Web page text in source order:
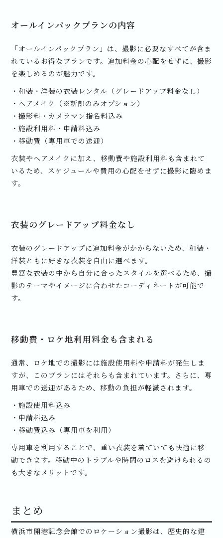
オールインパックプランの内容
「オールインパックプラン」は、撮影に必要なすべてが含ま
れているお得なプランです。追加料金の心配をせずに、撮影
を楽しめるのが魅力です。
・和装・洋装の衣装レンタル（グレードアップ料金なし）
・ヘアメイク（※新郎のみオプション）
・撮影料・カメラマン指名料込み
・施設利用料・申請料込み
・移動費（専用車での送迎）
衣装やヘアメイクに加え、移動費や施設利用料も含まれて
いるため、スケジュールや費用の心配をせずに撮影に臨めま
す。
衣装のグレードアップ料金なし
衣装のグレードアップに追加料金がかからないため、和装・
洋装ともに好きな衣装を自由に選べます。
豊富な衣装の中から自分に合ったスタイルを選べるため、撮
影のテーマやイメージに合わせたコーディネートが可能で
す。
移動費・ロケ地利用料金も含まれる
通常、ロケ地での撮影には施設使用料や申請料が発生しま
すが、このプランにはそれらも含まれています。さらに、専
用車での送迎があるため、移動の負担が軽減されます。
・施設使用料込み
・申請料込み
・移動費込み（専用車を利用）
専用車を利用することで、重い衣装を着ていても快適に移
動できます。移動中のトラブルや時間のロスを避けられるの
も大きなメリットです。
まとめ
横浜市開港記念会館でのロケーション撮影は、歴史的な建